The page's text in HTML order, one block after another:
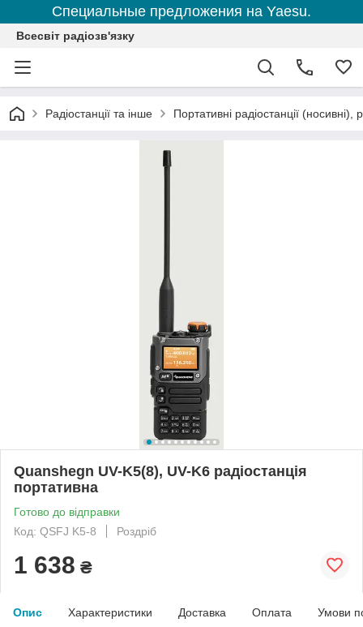
Специальные предложения на Yaesu.
Всесвіт радіозв'язку
Радіостанції та інше Портативні радіостанції (носивні),
Quanshegn UV-K5(8), UV-K6 радіостанція
портативна
Готово до відправки
Код: QSFJ K5-8
Роздріб
1 638 ₴
Опис Характеристики Доставка Оплата Умови